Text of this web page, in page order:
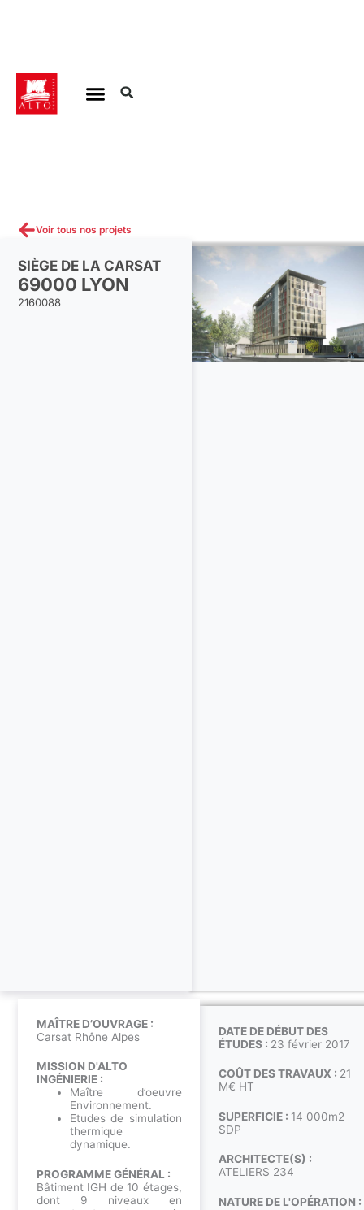
Voir tous nos projets
SIÈGE DE LA CARSAT
69000 LYON
2160088
DATE DE DÉBUT DES
ÉTUDES : 23 février 2017
COÛT DES TRAVAUX : 21
M€ HT
SUPERFICIE : 14 000m2
SDP
ARCHITECTE(S) :
ATELIERS 234
NATURE DE L'OPÉRATION :
MAÎTRE D’OUVRAGE :
Carsat Rhône Alpes
MISSION D'ALTO
INGÉNIERIE :
Maître d’oeuvre
Environnement.
Etudes de simulation
thermique
dynamique.
PROGRAMME GÉNÉRAL :
Bâtiment IGH de 10 étages,
dont 9 niveaux en